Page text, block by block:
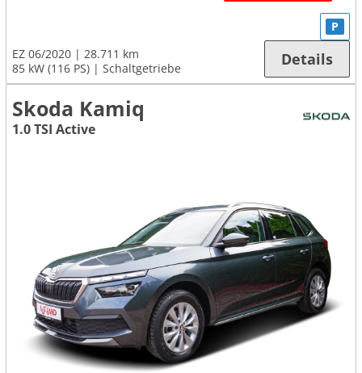
EZ 06/2020
28.711 km
85 kW (116 PS)
Schaltgetriebe
P
Details
Skoda Kamiq
1.0 TSI Active